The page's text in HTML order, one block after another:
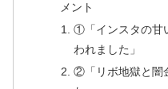
メント
①「インスタの甘
われました」
②「リボ地獄と闇